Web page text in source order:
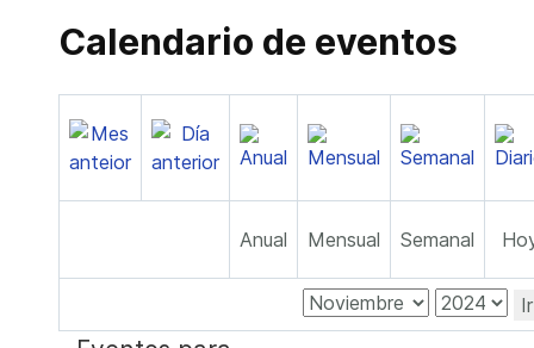
Calendario de eventos
Anual Mensual Semanal